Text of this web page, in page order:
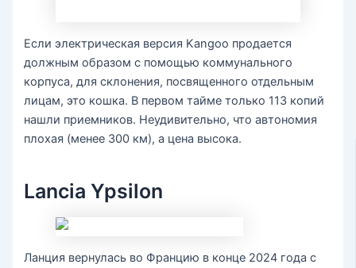
Если электрическая версия Kangoo продается
должным образом с помощью коммунального
корпуса, для склонения, посвященного отдельным
лицам, это кошка. В первом тайме только 113 копий
нашли приемников. Неудивительно, что автономия
плохая (менее 300 км), а цена высока.
Lancia Ypsilon
Ланция вернулась во Францию в конце 2024 года с